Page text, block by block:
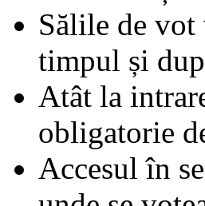
Sălile de
timpul și
Atât la
obligatorie
Accesul în